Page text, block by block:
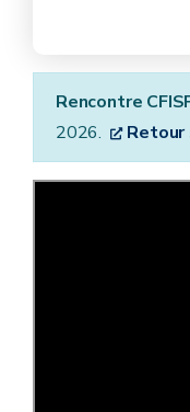
Rencontre
2026.
Retour